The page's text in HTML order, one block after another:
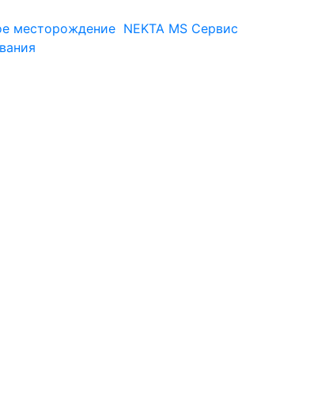
месторождение NEKTA MS Сервис